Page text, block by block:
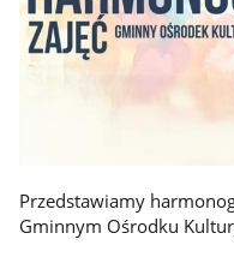
Przedstawiamy
Gminnym Ośrodku